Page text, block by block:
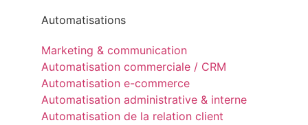
Automatisations
Marketing & communication
Automatisation commerciale / CRM
Automatisation e-commerce
Automatisation administrative & interne
Automatisation de la relation client